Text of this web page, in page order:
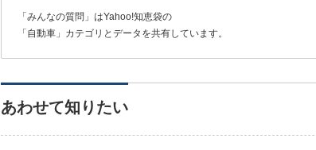
「みんなの質問」はYahoo!知恵袋の
「自動車」カテゴリとデータを共有しています。
あわせて知りたい